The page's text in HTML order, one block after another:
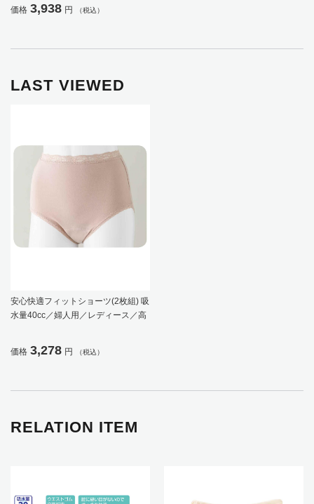
価格 3,938 円 （税込）
LAST VIEWED
安心快適フィットショーツ(2枚組) 吸
水量40cc／婦人用／レディース／高
価格 3,278 円 （税込）
RELATION ITEM